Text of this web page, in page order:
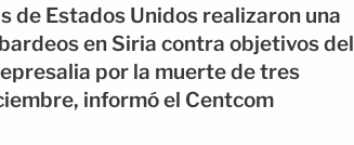
de Estados Unidos realizaron una
en Siria contra objetivos del
por la muerte de tres
informó el Centcom